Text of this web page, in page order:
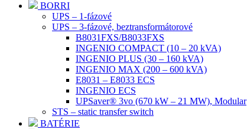
BORRI
UPS – 1-fázové
UPS – 3-fázové, beztransformátorové
B8031FXS/B8033FXS
INGENIO COMPACT (10 – 20 kVA)
INGENIO PLUS (30 – 160 kVA)
INGENIO MAX (200 – 600 kVA)
E8031 – E8033 ECS
INGENIO ECS
UPSaver® 3vo (670 kW – 21 MW), Modular
STS – static transfer switch
BATÉRIE